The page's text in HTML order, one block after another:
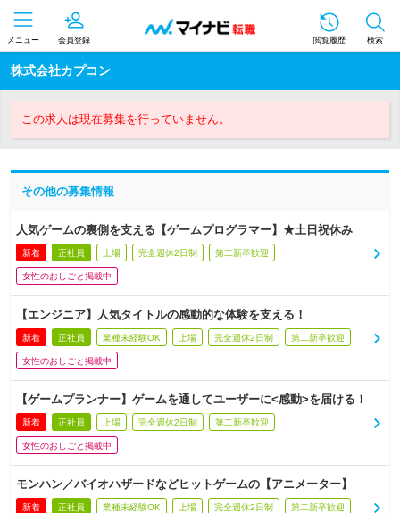
メニュー 会員登録 閲覧履歴 検索
株式会社カプコン
この求人は現在募集を行っていません。
その他の募集情報
人気ゲームの裏側を支える【ゲームプログラマー】★土日祝休み
新着 正社員 上場 完全週休2日制 第二新卒歓迎
女性のおしごと掲載中
【エンジニア】人気タイトルの感動的な体験を支える！
新着 正社員 業種未経験OK 上場 完全週休2日制 第二新卒歓迎
女性のおしごと掲載中
【ゲームプランナー】ゲームを通してユーザーに<感動>を届ける！
新着 正社員 上場 完全週休2日制 第二新卒歓迎
女性のおしごと掲載中
モンハン／バイオハザードなどヒットゲームの【アニメーター】
新着 正社員 業種未経験OK 上場 完全週休2日制 第二新卒歓迎